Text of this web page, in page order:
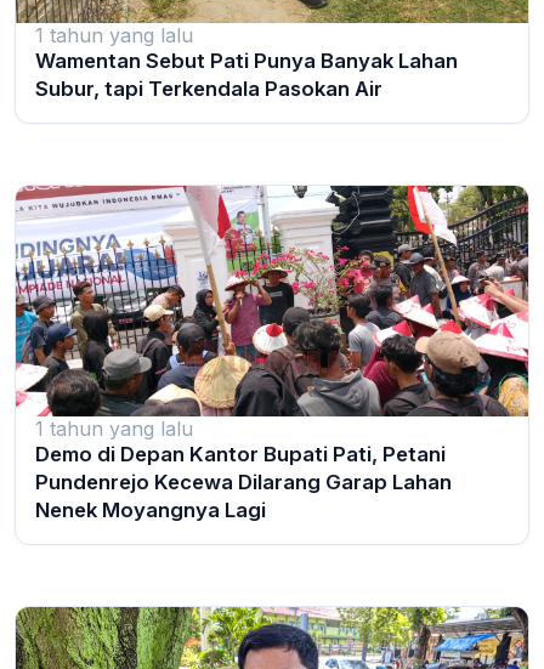
1 tahun yang lalu
Wamentan Sebut Pati Punya Banyak Lahan
Subur, tapi Terkendala Pasokan Air
1 tahun yang lalu
Demo di Depan Kantor Bupati Pati, Petani
Pundenrejo Kecewa Dilarang Garap Lahan
Nenek Moyangnya Lagi